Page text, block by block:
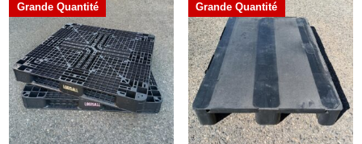
Grande Quantité Grande Quantité